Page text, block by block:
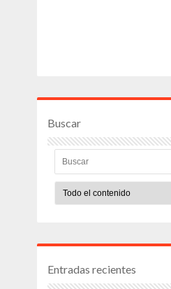
Buscar
Entradas recientes